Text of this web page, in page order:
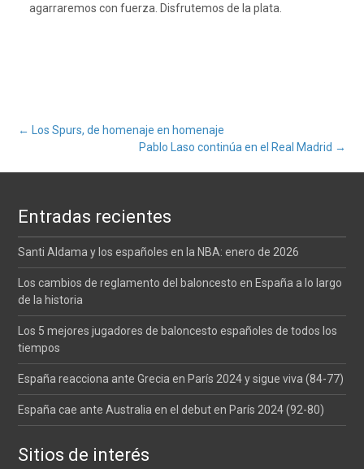
agarraremos con fuerza. Disfrutemos de la plata.
Navegación
entradas
← Los Spurs, de homenaje en homenaje
Pablo Laso continúa en el Real Madrid →
Entradas recientes
Santi Aldama y los españoles en la NBA: enero de 2026
Los cambios de reglamento del baloncesto en España a lo largo
de la historia
Los 5 mejores jugadores de baloncesto españoles de todos los
tiempos
España reacciona ante Grecia en París 2024 y sigue viva (84-77)
España cae ante Australia en el debut en París 2024 (92-80)
Sitios de interés